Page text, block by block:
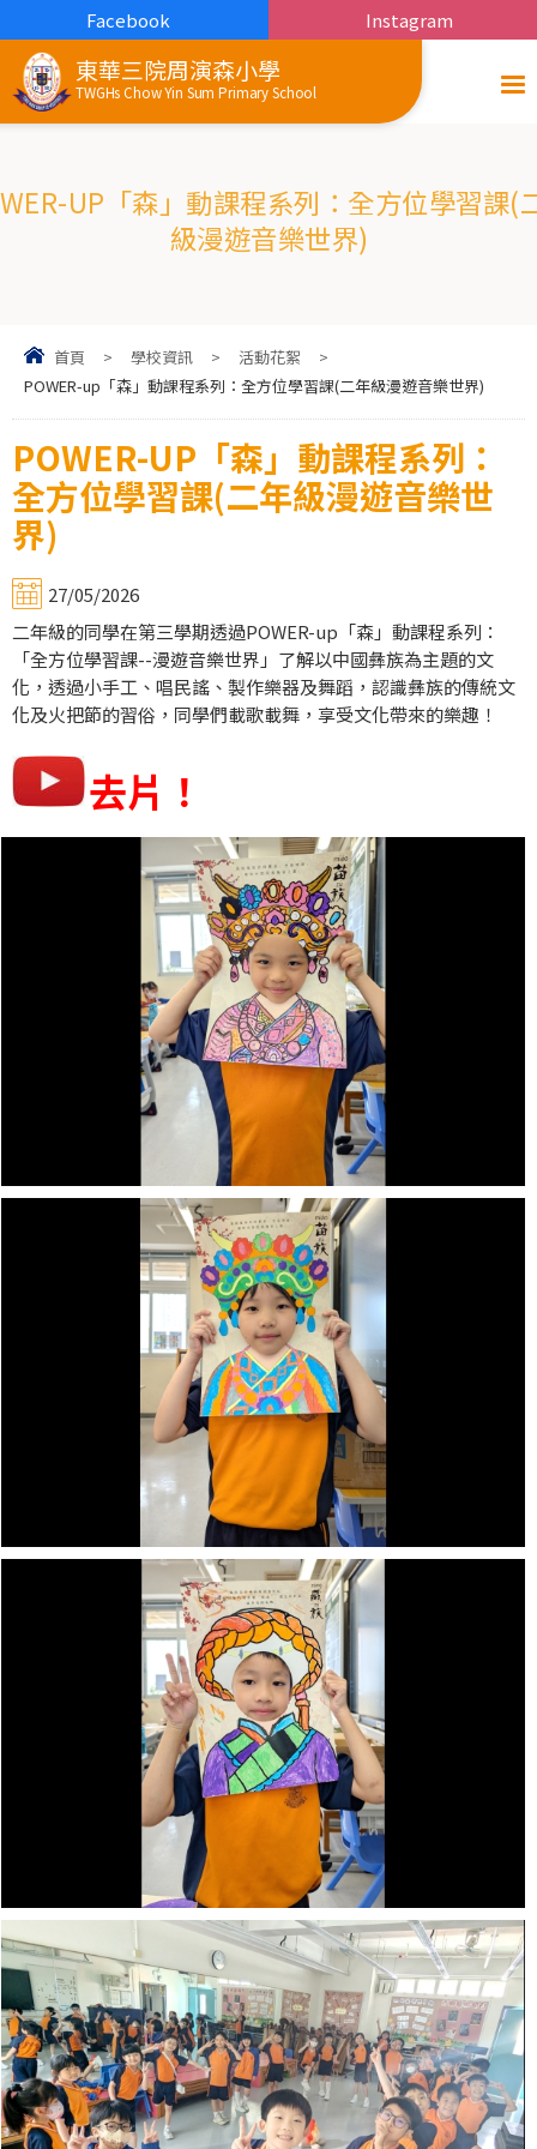
東華三院周演森小學
TWGHs Chow Yin Sum Primary School
Facebook Instagram
UP「森」動課程系列：全方位學習課(
級漫遊音樂世界)
首頁 > 學校資訊 > 活動花絮
>
POWER-up「森」動課程系列：全方位學習課(二年級漫遊音樂世界)
POWER-UP「森」動課程系列：
全方位學習課(二年級漫遊音樂世
界)
27/05/2026
二年級的同學在第三學期透過POWER-up「森」動課程系列：
「全方位學習課--漫遊音樂世界」了解以中國彝族為主題的文
化，透過小手工、唱民謠、製作樂器及舞蹈，認識彝族的傳統文
化及火把節的習俗，同學們載歌載舞，享受文化帶來的樂趣！
去片！